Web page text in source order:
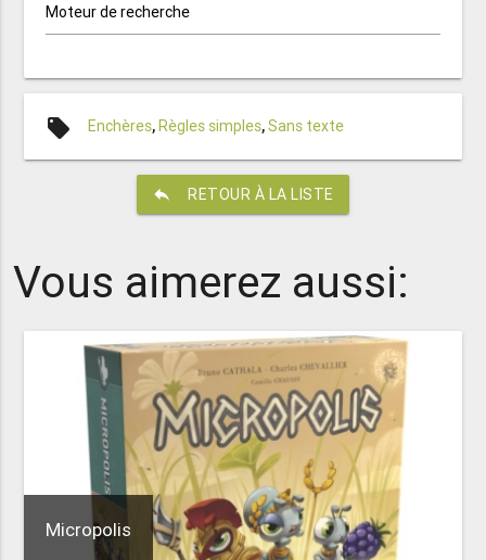
Moteur de recherche
local_offer Enchères, Règles simples,Sans texte
reply RETOUR À LA LISTE
Vous aimerez aussi:
Micropolis